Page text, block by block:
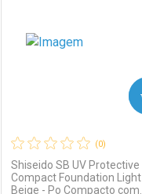
(0)
Shiseido SB UV Protective
Compact Foundation Light
Beige - Po Compacto com
COMPRAR